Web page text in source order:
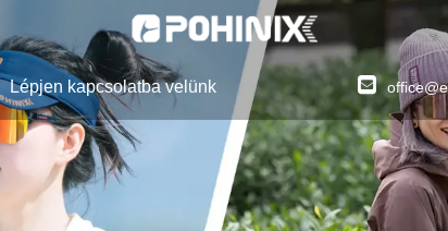
Lépjen kapcsolatba velünk